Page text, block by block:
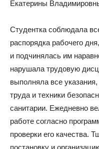
Екатерины
Студентка соблюдала
распорядка рабочего
и подчинялась им
нарушала трудовую
выполняла все
труда и техники
санитарии. Ежедневно
работе согласно
проверки его качества.